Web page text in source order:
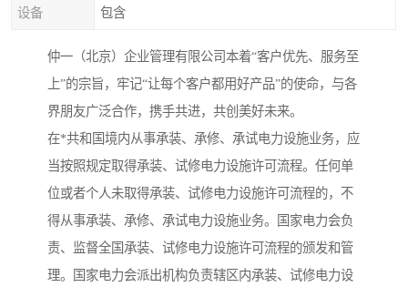
设备 包含
仲一（北京）企业管理有限公司本着“客户优先、服务至
上”的宗旨，牢记“让每个客户都用好产品”的使命，与各
界朋友广泛合作，携手共进，共创美好未来。
在*共和国境内从事承装、承修、承试电力设施业务，应
当按照规定取得承装、试修电力设施许可流程。任何单
位或者个人未取得承装、试修电力设施许可流程的，不
得从事承装、承修、承试电力设施业务。国家电力会负
责、监督全国承装、试修电力设施许可流程的颁发和管
理。国家电力会派出机构负责辖区内承装、试修电力设